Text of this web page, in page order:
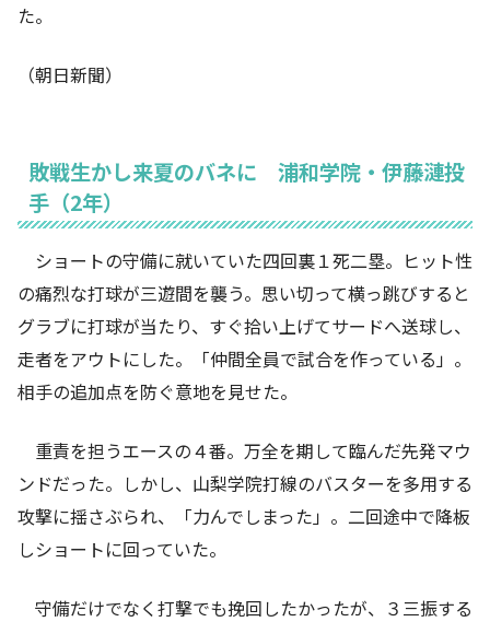
た。
（朝日新聞）
敗戦生かし来夏のバネに 浦和学院・伊藤漣投
手（2年）
ショートの守備に就いていた四回裏１死二塁。ヒット性
の痛烈な打球が三遊間を襲う。思い切って横っ跳びすると
グラブに打球が当たり、すぐ拾い上げてサードへ送球し、
走者をアウトにした。「仲間全員で試合を作っている」。
相手の追加点を防ぐ意地を見せた。
重責を担うエースの４番。万全を期して臨んだ先発マウ
ンドだった。しかし、山梨学院打線のバスターを多用する
攻撃に揺さぶられ、「力んでしまった」。二回途中で降板
しショートに回っていた。
守備だけでなく打撃でも挽回したかったが、３三振する